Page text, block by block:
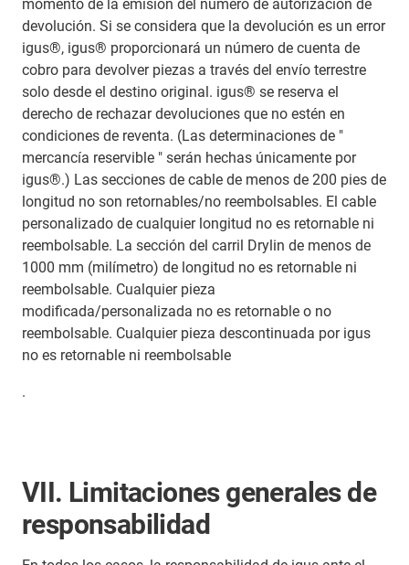
momento de la emisión del número de autorización de
devolución. Si se considera que la devolución es un error
igus®, igus® proporcionará un número de cuenta de
cobro para devolver piezas a través del envío terrestre
solo desde el destino original. igus® se reserva el
derecho de rechazar devoluciones que no estén en
condiciones de reventa. (Las determinaciones de "
mercancía reservible " serán hechas únicamente por
igus®.) Las secciones de cable de menos de 200 pies de
longitud no son retornables/no reembolsables. El cable
personalizado de cualquier longitud no es retornable ni
reembolsable. La sección del carril Drylin de menos de
1000 mm (milímetro) de longitud no es retornable ni
reembolsable. Cualquier pieza
modificada/personalizada no es retornable o no
reembolsable. Cualquier pieza descontinuada por igus
no es retornable ni reembolsable
.
VII. Limitaciones generales de
responsabilidad